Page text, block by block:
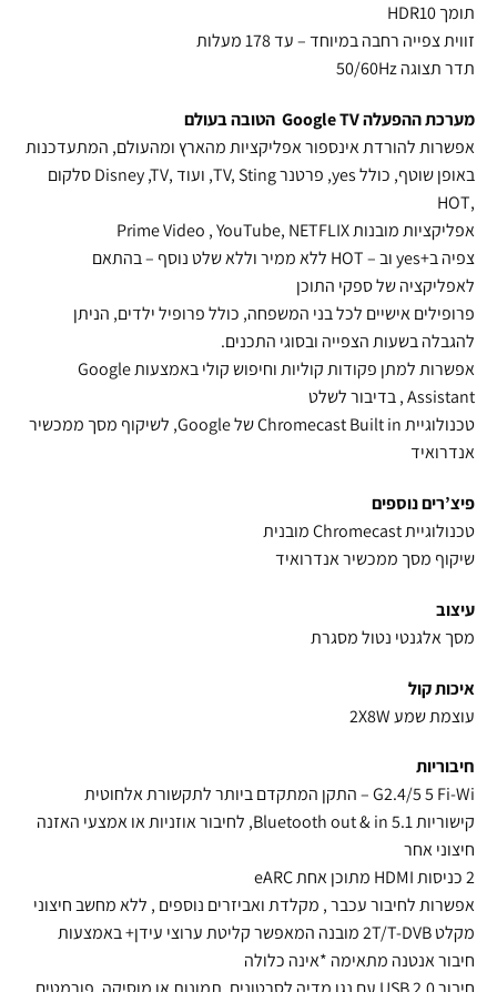
תומך HDR10
זווית צפייה רחבה במיוחד – עד 178 מעלות
תדר תצוגה 50/60Hz
מערכת ההפעלה Google TV הטובה בעולם
אפשרות להורדת אינספור אפליקציות מהארץ ומהעולם, המתעדכנות
באופן שוטף, כוללyes, פרטנר TV, Sting, ועוד ,Disney
,TV סלקום
,
HOT
אפליקציות מובנות Prime Video , YouTube,NETFLIX
צפיה ב+yes וב –
HOT ללא ממיר וללא שלט נוסף – בהתאם
לאפליקציה של ספקי התוכן
פרופילים אישיים לכל בני המשפחה, כולל פרופיל ילדים, הניתן
להגבלה בשעות הצפייה ובסוגי התכנים.
אפשרות למתן פקודות קוליות וחיפוש קולי באמצעות Google
Assistant , בדיבור לשלט
טכנולוגיית Chromecast Built in של Google, לשיקוף מסך ממכשיר
אנדרואיד
פיצ’רים נוספים
טכנולוגיית Chromecast מובנית
שיקוף מסך ממכשיר אנדרואיד
עיצוב
מסך אלגנטי נטול מסגרת
איכות קול
עוצמת שמע 2X8W
חיבוריות
G2.4/5 5 Fi-Wi – התקן המתקדם ביותר לתקשורת אלחוטית
קישוריות 5.1 Bluetooth out & in, לחיבור אוזניות או אמצעי האזנה
חיצוני אחר
2 כניסות
HDMI מתוכן אחת eARC
אפשרות לחיבור עכבר , מקלדת ואביזרים נוספים , ללא מחשב חיצוני
מקלט 2T/T-DVB
מובנה המאפשר קליטת ערוצי עידן+ באמצעות
חיבור אנטנה מתאימה *אינה כלולה